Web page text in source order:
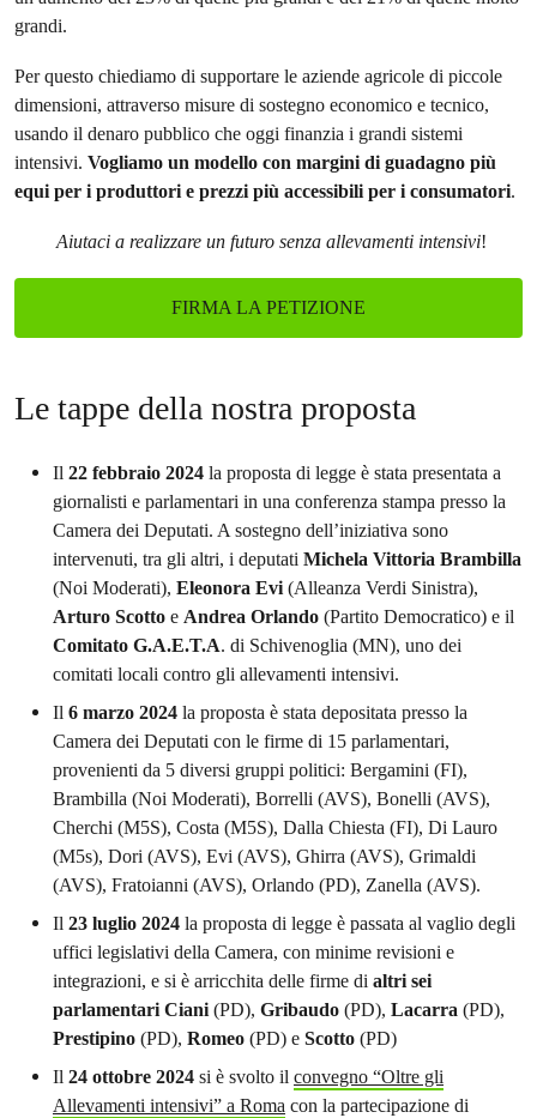
grandi.
Per questo chiediamo di supportare le aziende agricole di piccole
dimensioni, attraverso misure di sostegno economico e tecnico,
usando il denaro pubblico che oggi finanzia i grandi sistemi
intensivi. Vogliamo un modello con margini di guadagno più
equi per i produttori e prezzi più accessibili per i consumatori.
Aiutaci a realizzare un futuro senza allevamenti intensivi!
FIRMA LA PETIZIONE
Le tappe della nostra proposta
Il 22 febbraio 2024 la proposta di legge è stata presentata a
giornalisti e parlamentari in una conferenza stampa presso la
Camera dei Deputati. A sostegno dell’iniziativa sono
intervenuti, tra gli altri, i deputati Michela Vittoria Brambilla
(Noi Moderati), Eleonora Evi(Alleanza Verdi Sinistra),
Arturo Scotto e Andrea Orlando (Partito Democratico) e il
Comitato G.A.E.T.A. di Schivenoglia (MN), uno dei
comitati locali contro gli allevamenti intensivi.
Il 6 marzo 2024 la proposta è stata depositata presso la
Camera dei Deputati con le firme di 15 parlamentari,
provenienti da 5 diversi gruppi politici: Bergamini (FI),
Brambilla (Noi Moderati), Borrelli (AVS), Bonelli (AVS),
Cherchi (M5S), Costa (M5S), Dalla Chiesta (FI), Di Lauro
(M5s), Dori (AVS), Evi (AVS), Ghirra (AVS), Grimaldi
(AVS), Fratoianni (AVS), Orlando (PD), Zanella (AVS).
Il 23 luglio 2024 la proposta di legge è passata al vaglio degli
uffici legislativi della Camera, con minime revisioni e
integrazioni, e si è arricchita delle firme di altri sei
parlamentari Ciani(PD), Gribaudo (PD), Lacarra (PD),
Prestipino (PD), Romeo (PD) e Scotto (PD)
Il 24 ottobre 2024 si è svolto il convegno “Oltre gli
Allevamenti intensivi” a Roma con la partecipazione di